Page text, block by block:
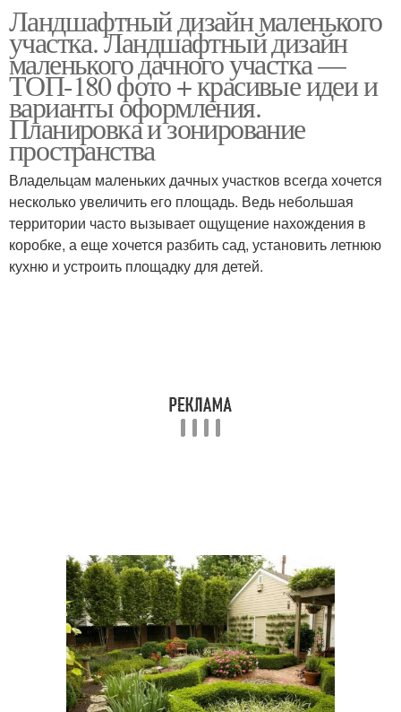
Участок в деталях
Руки на маленьком
участке
Приусадебный участок
Забор для маленького
участка
Небольшой участок
Дизайн на маленьком
участке
Ландшафтный дизайн маленького
участка. Ландшафтный дизайн
маленького дачного участка —
ТОП-180 фото + красивые идеи и
варианты оформления.
Планировка и зонирование
пространства
Владельцам маленьких дачных участков всегда хочется
несколько увеличить его площадь. Ведь небольшая
территории часто вызывает ощущение нахождения в
коробке, а еще хочется разбить сад, установить летнюю
кухню и устроить площадку для детей.